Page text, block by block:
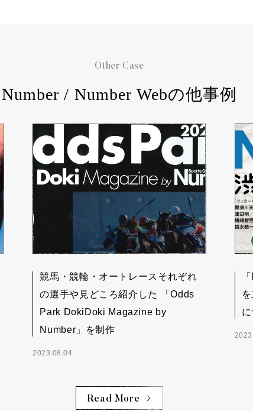
Other Case
Number / Number Webの他事例
競馬・競輪・オートレースそれぞれ
の選手や見どころ紹介した 「Odds
Park DokiDoki Magazine by
Number」を制作
2023.08.04
Read More